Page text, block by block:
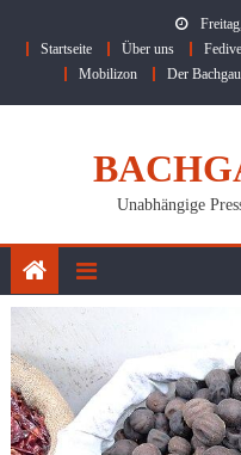
Startseite
Über uns
Mobilizon
Der Bachgau
Unabhängige